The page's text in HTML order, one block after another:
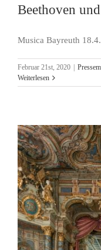
Beethoven
Musica Bayreuth
Februar 21st, 2020
Weiterlesen